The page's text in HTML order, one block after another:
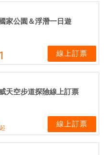
家公園＆浮潛一日遊
線上訂票
天空步道探險線上訂票
起 線上訂票